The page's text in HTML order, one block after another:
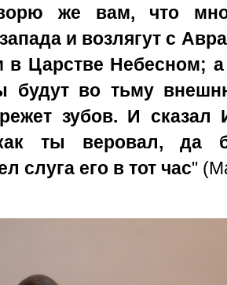
же вам, что
и возлягут с
в Царстве Небесном;
будут во тьму
зубов.
И сказал
ты веровал, да
слуга его в тот час"